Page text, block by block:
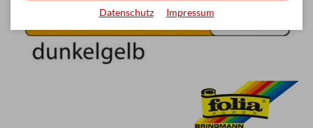
Datenschutz Impressum